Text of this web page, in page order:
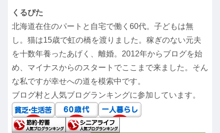
くるぴた
北海道在住のパートと自宅で働く60代。子どもは無
し。猫は15歳で虹の橋を渡りました。稼ぎのない元夫
を十数年養ったあげく、離婚。2012年からブログを始
め、マイナスからのスタートでここまで来ました。そん
な私ですが幸せへの道を模索中です。
ブログ村と人気ブログランキングに参加しています。